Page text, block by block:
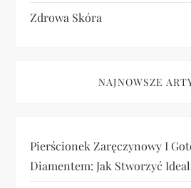
Zdrowa Skóra
NAJNOWSZE
Pierścionek Zaręczynowy I
Diamentem: Jak Stworzyć